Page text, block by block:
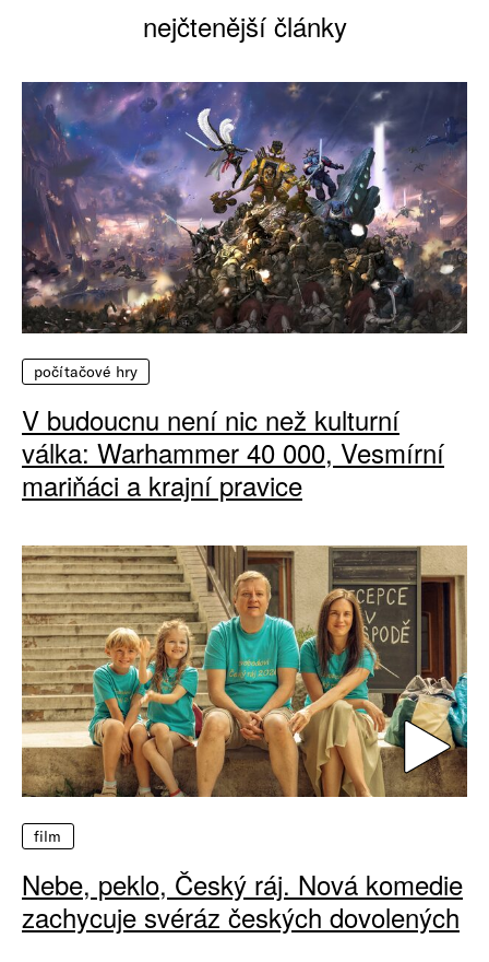
nejčtenější články
počítačové hry
V budoucnu není nic než kulturní
válka: Warhammer 40 000, Vesmírní
mariňáci a krajní pravice
film
Nebe, peklo, Český ráj. Nová komedie
zachycuje svéráz českých dovolených